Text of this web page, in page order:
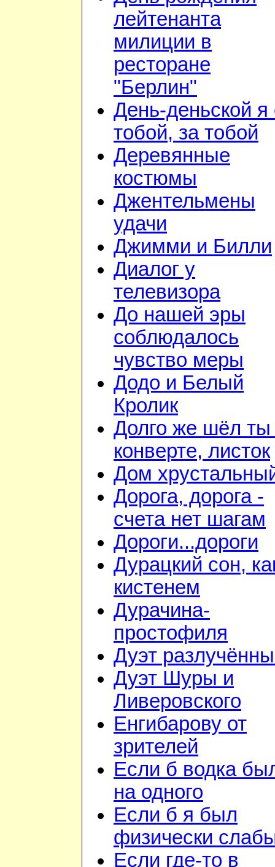
лейтенанта
милиции в
ресторане
"Берлин"
День-деньской я
тобой, за тобой
Деревянные
костюмы
Джентельмены
удачи
Джимми и Билли
Диалог у
телевизора
До нашей эры
соблюдалось
чувство меры
Додо и Белый
Кролик
Долго же шёл ты
конверте, листок
Дом
Дорога, дорога -
счета нет шагам
Дороги...дороги
Дурацкий сон,
кистенем
Дурачина-
простофиля
Дуэт
Дуэт Шуры и
Ливеровского
Енгибарову от
зрителей
Если б водка
на одного
Если б я был
физически
Если где-то в